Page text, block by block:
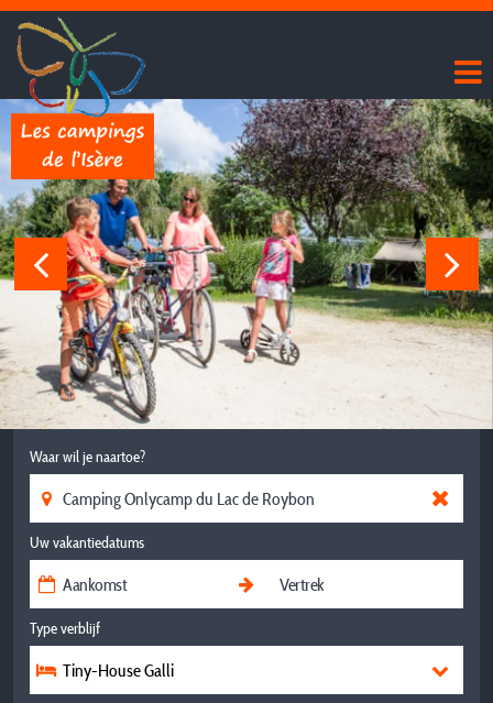
Waar wil je naartoe?
Uw vakantiedatums
Type verblijf
Tiny-House Galli